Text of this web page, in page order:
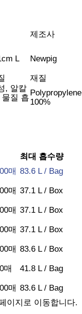
제조사
L Newpig
재질
, 알칼
질 흡
Polypropylene
100%
최대 흡수량
매 83.6 L / Bag
매 37.1 L / Box
매 37.1 L / Box
매 37.1 L / Box
매 83.6 L / Box
매 41.8 L / Bag
매 83.6 L / Bag
이지로 이동합니다.